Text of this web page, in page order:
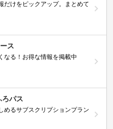
だけをピックアップ。まとめて
ス
なる！お得な情報を掲載中
ろパス
めるサブスクリプションプラン